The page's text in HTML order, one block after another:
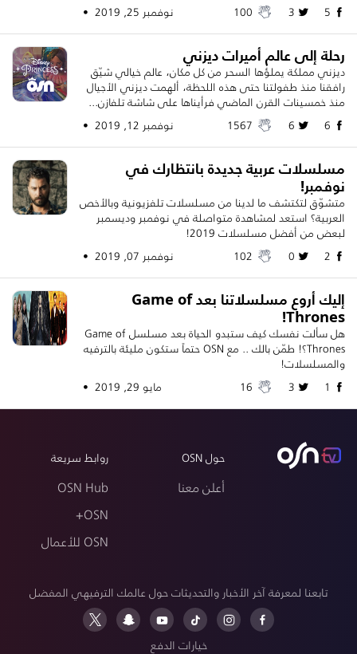
نوفمبر 25, 2019 •
رحلة إلى عالم أميرات ديزني
ديزني مملكة يملؤها السحر من كل مكان، عالم خيالي شيّق
رافقنا منذ طفولتنا حتى هذه اللحظة، ألهمت ديزني الأجيال
منذ خمسينات القرن الماضي فرأيناها على شاشة تلفازن...
نوفمبر 12, 2019 •
مسلسلات عربية جديدة بانتظارك في
نوفمبر!
متشوّق لتكتشف ما لدينا من مسلسلات تلفزيونية وبالأخص
العربية؟ استعد لمشاهدة متواصلة في نوفمبر وديسمبر
لبعض من أفضل مسلسلات 2019!
نوفمبر 07, 2019 •
إليك أروع مسلسلاتنا بعد Game of
Thrones!
هل سألت نفسك كيف ستبدو الحياة بعد مسلسل Game of
Thrones؟! طمّن بالك .. مع OSN حتماً ستكون مليئة بالترفيه
والمسلسلات!
مايو 29, 2019 •
حول OSN
أعلن معنا
روابط سريعة
OSN Hub
OSN+
OSN للأعمال
تابعنا لمعرفة آخر الأخبار والتحديثات حول عالمك الترفيهي المفضل
خيارات الدفع